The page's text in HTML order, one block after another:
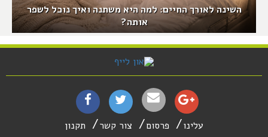
השינה לאורך החיים: למה היא משתנה ואיך נוכל לשפר
אותה?
עלינו פרסום צור קשר תקנון